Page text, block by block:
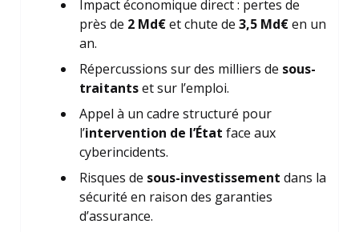
Impact économique direct : pertes de
près de 2 Md€et chute de 3,5 Md€en un
an.
Répercussions sur des milliers de sous-
traitantset sur l’emploi.
Appel à un cadre structuré pour
l’intervention de l’État face aux
cyberincidents.
Risques de sous-investissement dans la
sécurité en raison des garanties
d’assurance.